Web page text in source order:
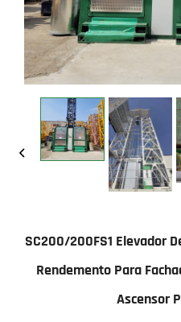
SC200/200FS1 Elevador
Rendemento Para
Ascensor